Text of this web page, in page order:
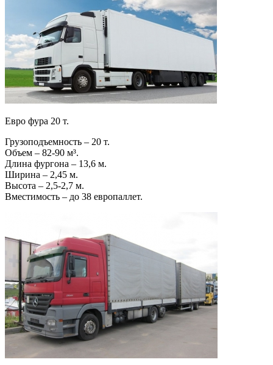
Евро фура 20 т.
Грузоподъемность – 20 т.
Объем – 82-90 м³.
Длина фургона – 13,6 м.
Ширина – 2,45 м.
Высота – 2,5-2,7 м.
Вместимость – до 38 европаллет.